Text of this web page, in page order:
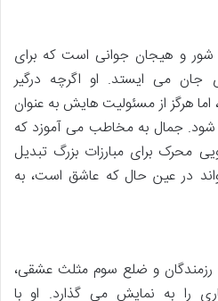
و هیجان جوانی است که برای
می ایستد. او اگرچه درگیر
هرگز از مسئولیت هایش به عنوان
شود. جمال به مخاطب می آموزد که
محرک برای مبارزات بزرگ تبدیل
در عین حال که عاشق است، به
رزمندگان و ضلع سوم مثلث عشقی،
را به نمایش می گذارد. او با